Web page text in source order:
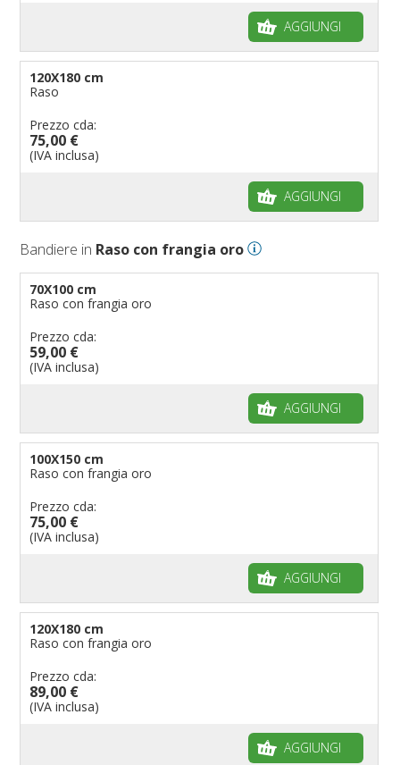
AGGIUNGI
120X180 cm
Raso
Prezzo cda:
75,00 €
(IVA inclusa)
AGGIUNGI
Bandiere in Raso con frangia oro
70X100 cm
Raso con frangia oro
Prezzo cda:
59,00 €
(IVA inclusa)
AGGIUNGI
100X150 cm
Raso con frangia oro
Prezzo cda:
75,00 €
(IVA inclusa)
AGGIUNGI
120X180 cm
Raso con frangia oro
Prezzo cda:
89,00 €
(IVA inclusa)
AGGIUNGI